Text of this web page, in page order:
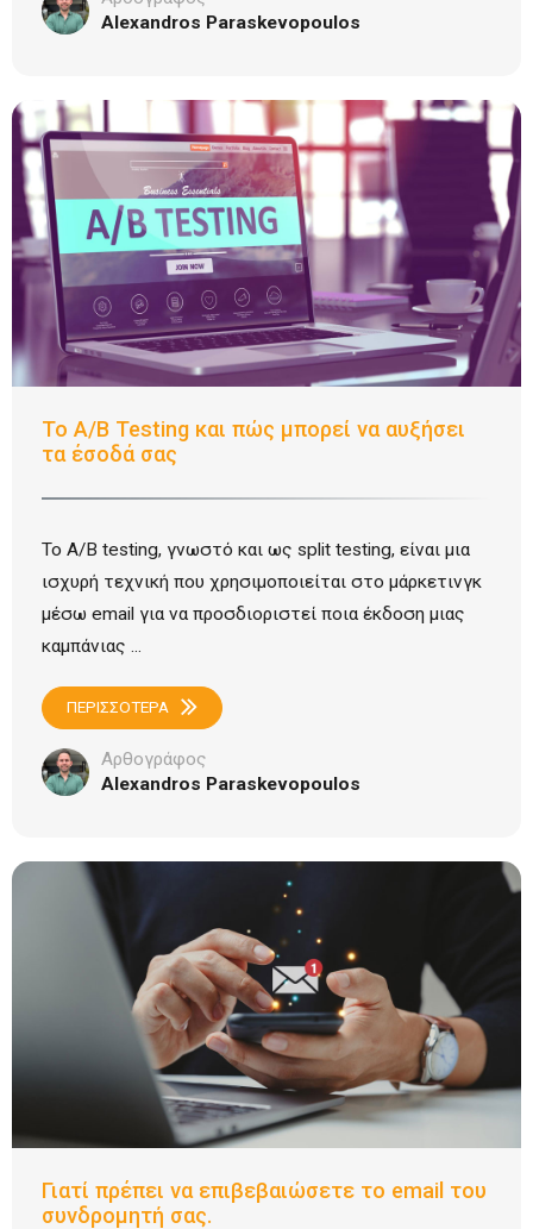
Alexandros Paraskevopoulos
Το A/B Testing και πώς μπορεί να αυξήσει
τα έσοδά σας
Το A/B testing, γνωστό και ως split testing, είναι μια
ισχυρή τεχνική που χρησιμοποιείται στο μάρκετινγκ
μέσω email για να προσδιοριστεί ποια έκδοση μιας
καμπάνιας ...
ΠΕΡΙΣΣΟΤΕΡΑ
Αρθογράφος
Alexandros Paraskevopoulos
Γιατί πρέπει να επιβεβαιώσετε το email του
συνδρομητή σας.